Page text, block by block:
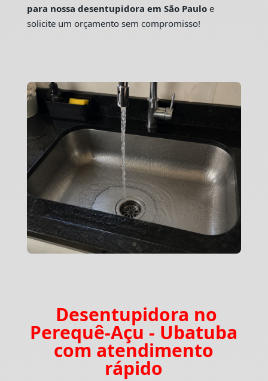
para nossa desentupidora em São Pauloe
solicite um orçamento sem compromisso!
Desentupidora no
Perequê-Açu - Ubatuba
com atendimento
rápido